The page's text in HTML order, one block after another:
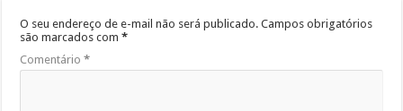
O seu endereço de e-mail não será publicado. Campos obrigatórios
são marcados com*
Comentário*